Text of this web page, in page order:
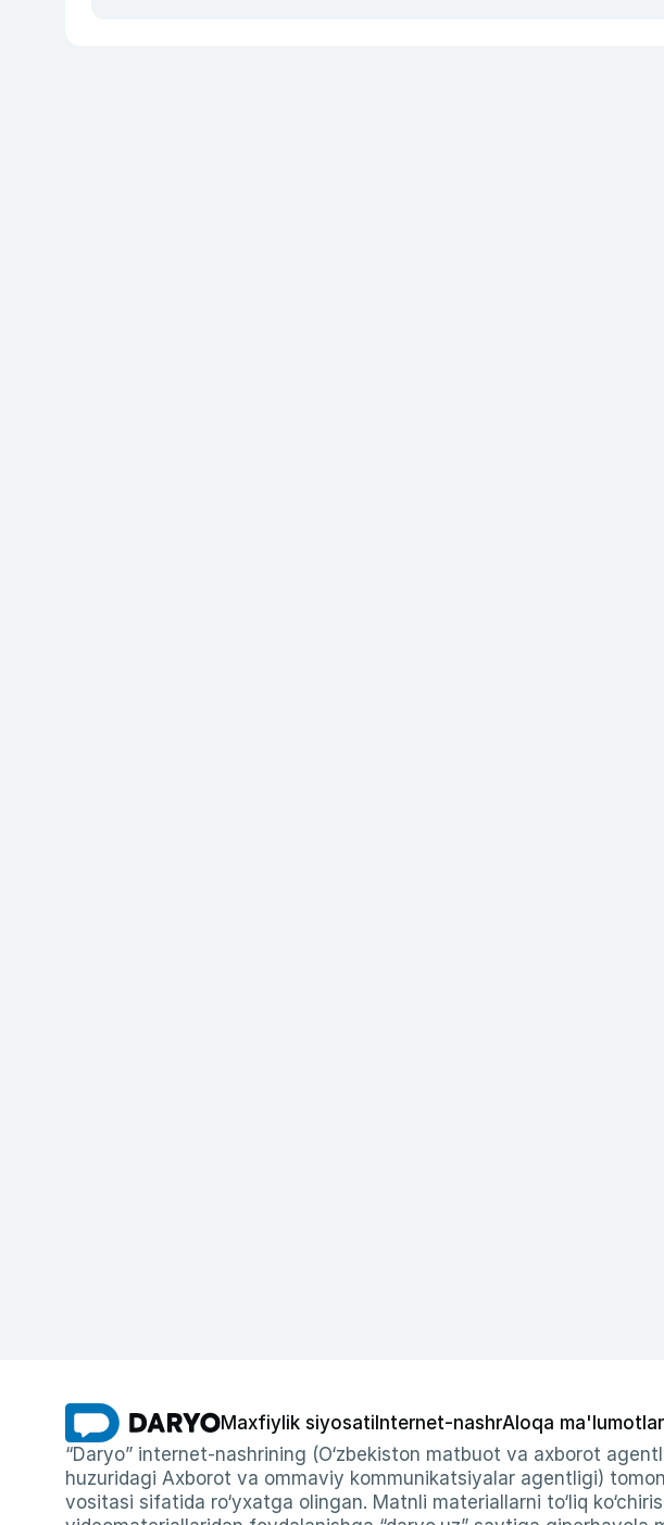
Maxfiylik siyosati Internet-nashrAloqa
“Daryo” internet-nashrining (O‘zbekiston matbuot va axborot
huzuridagi Axborot va ommaviy kommunikatsiyalar agentligi)
vositasi sifatida ro‘yxatga olingan. Matnli materiallarni to‘liq